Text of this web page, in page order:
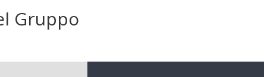
Gruppo